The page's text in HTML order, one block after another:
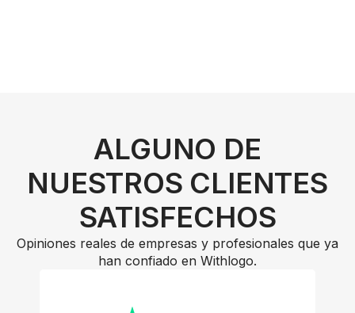
ALGUNO DE
NUESTROS CLIENTES
SATISFECHOS
Opiniones reales de empresas y profesionales que ya
han confiado en Withlogo.